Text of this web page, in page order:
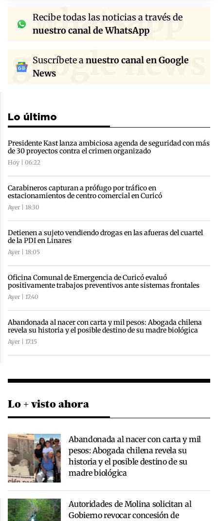
whatsapp
Recibe todas las noticias a través de
nuestro canal de WhatsApp
google news
Suscríbete anuestro canal en Google
News
Lo último
Presidente Kast lanza ambiciosa agenda de seguridad con más
de 30 proyectos contra el crimen organizado
Hoy | 06:22
Carabineros capturan a prófugo por tráfico en
estacionamientos de centro comercial en Curicó
Ayer | 18:30
Detienen a sujeto vendiendo drogas en las afueras del cuartel
de la PDI en Linares
Ayer | 18:05
Oficina Comunal de Emergencia de Curicó evaluó
positivamente trabajos preventivos ante sistemas frontales
Ayer | 17:40
Abandonada al nacer con carta y mil pesos: Abogada chilena
revela su historia y el posible destino de su madre biológica
Ayer | 17:15
Lo + visto ahora
Abandonada al nacer con carta y mil
pesos: Abogada chilena revela su
historia y el posible destino de su
madre biológica
Autoridades de Molina solicitan al
Gobierno revocar concesión de